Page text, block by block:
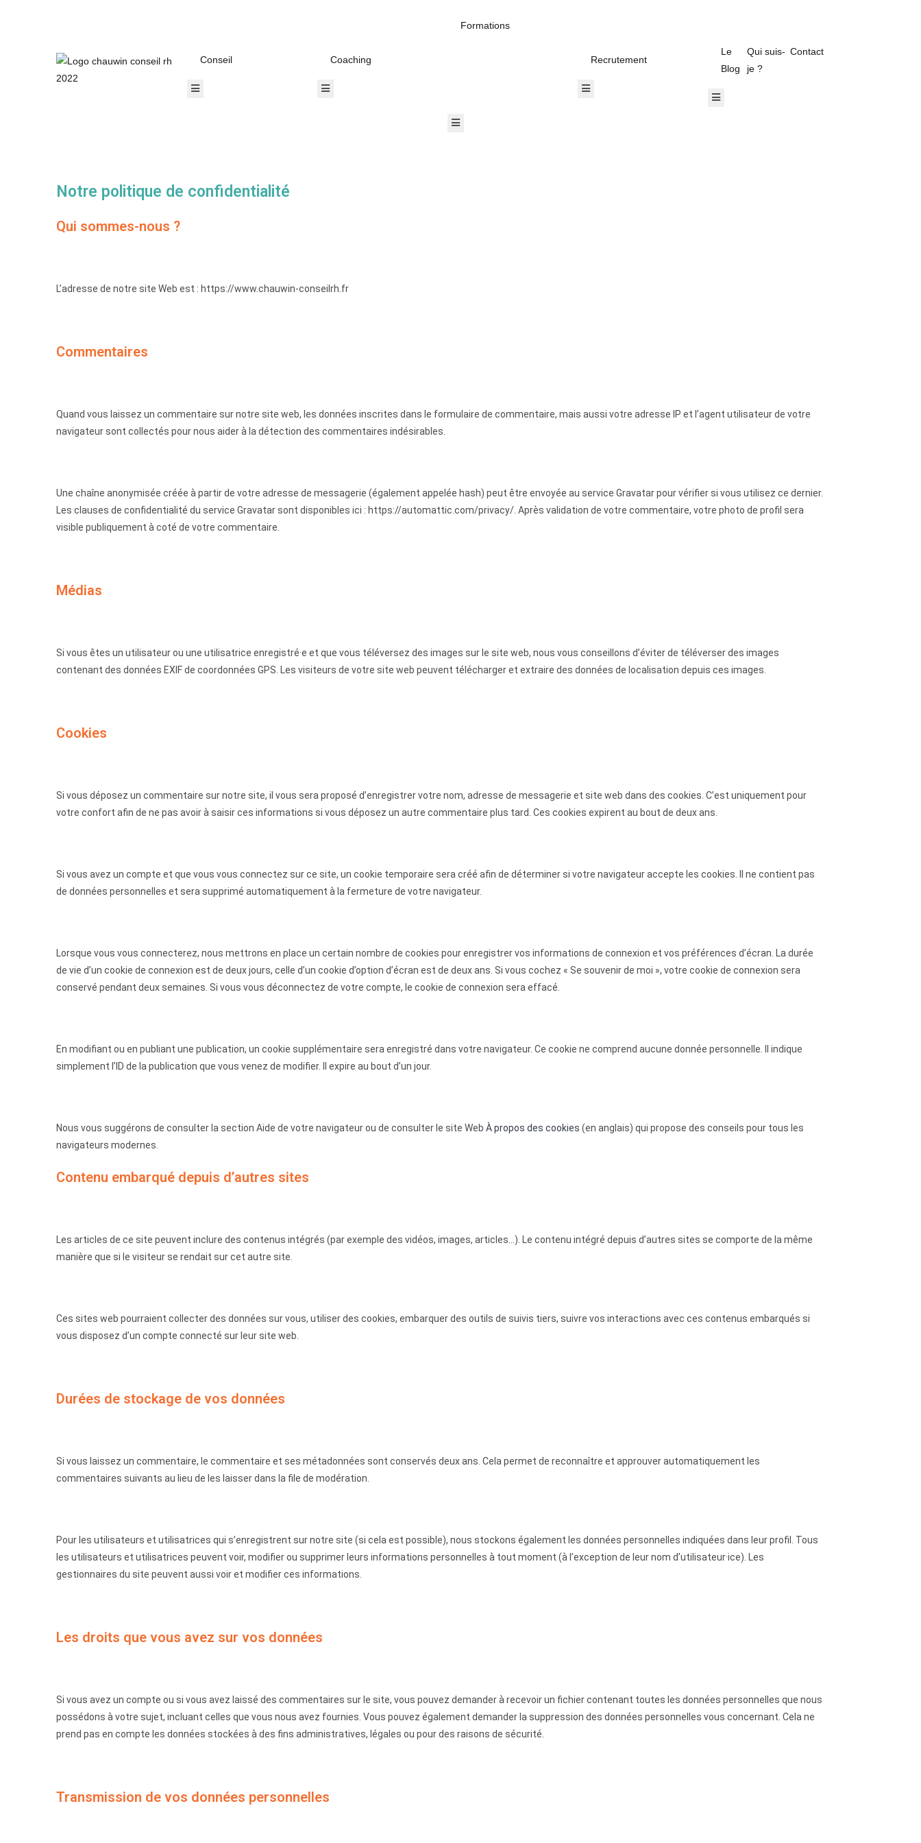
Conseil
Hamburger Toggle Menu
Coaching
Hamburger Toggle Menu
Formations
Hamburger Toggle Menu
Recrutement
Hamburger Toggle Menu
Le
Blog
Qui suis-
je ?
Contact
Hamburger Toggle Menu
Notre politique de confidentialité
Qui sommes-nous ?
L’adresse de notre site Web est : https://www.chauwin-conseilrh.fr
Commentaires
Quand vous laissez un commentaire sur notre site web, les données inscrites dans le formulaire de commentaire, mais aussi votre adresse IP et l’agent utilisateur de votre
navigateur sont collectés pour nous aider à la détection des commentaires indésirables.
Une chaîne anonymisée créée à partir de votre adresse de messagerie (également appelée hash) peut être envoyée au service Gravatar pour vérifier si vous utilisez ce dernier.
Les clauses de confidentialité du service Gravatar sont disponibles ici : https://automattic.com/privacy/. Après validation de votre commentaire, votre photo de profil sera
visible publiquement à coté de votre commentaire.
Médias
Si vous êtes un utilisateur ou une utilisatrice enregistré·e et que vous téléversez des images sur le site web, nous vous conseillons d’éviter de téléverser des images
contenant des données EXIF de coordonnées GPS. Les visiteurs de votre site web peuvent télécharger et extraire des données de localisation depuis ces images.
Cookies
Si vous déposez un commentaire sur notre site, il vous sera proposé d’enregistrer votre nom, adresse de messagerie et site web dans des cookies. C’est uniquement pour
votre confort afin de ne pas avoir à saisir ces informations si vous déposez un autre commentaire plus tard. Ces cookies expirent au bout de deux ans.
Si vous avez un compte et que vous vous connectez sur ce site, un cookie temporaire sera créé afin de déterminer si votre navigateur accepte les cookies. Il ne contient pas
de données personnelles et sera supprimé automatiquement à la fermeture de votre navigateur.
Lorsque vous vous connecterez, nous mettrons en place un certain nombre de cookies pour enregistrer vos informations de connexion et vos préférences d’écran. La durée
de vie d’un cookie de connexion est de deux jours, celle d’un cookie d’option d’écran est de deux ans. Si vous cochez « Se souvenir de moi », votre cookie de connexion sera
conservé pendant deux semaines. Si vous vous déconnectez de votre compte, le cookie de connexion sera effacé.
En modifiant ou en publiant une publication, un cookie supplémentaire sera enregistré dans votre navigateur. Ce cookie ne comprend aucune donnée personnelle. Il indique
simplement l’ID de la publication que vous venez de modifier. Il expire au bout d’un jour.
Nous vous suggérons de consulter la section Aide de votre navigateur ou de consulter le site Web À propos des cookies (en anglais) qui propose des conseils pour tous les
navigateurs modernes.
Contenu embarqué depuis d’autres sites
Les articles de ce site peuvent inclure des contenus intégrés (par exemple des vidéos, images, articles…). Le contenu intégré depuis d’autres sites se comporte de la même
manière que si le visiteur se rendait sur cet autre site.
Ces sites web pourraient collecter des données sur vous, utiliser des cookies, embarquer des outils de suivis tiers, suivre vos interactions avec ces contenus embarqués si
vous disposez d’un compte connecté sur leur site web.
Durées de stockage de vos données
Si vous laissez un commentaire, le commentaire et ses métadonnées sont conservés deux ans. Cela permet de reconnaître et approuver automatiquement les
commentaires suivants au lieu de les laisser dans la file de modération.
Pour les utilisateurs et utilisatrices qui s’enregistrent sur notre site (si cela est possible), nous stockons également les données personnelles indiquées dans leur profil. Tous
les utilisateurs et utilisatrices peuvent voir, modifier ou supprimer leurs informations personnelles à tout moment (à l’exception de leur nom d’utilisateur·ice). Les
gestionnaires du site peuvent aussi voir et modifier ces informations.
Les droits que vous avez sur vos données
Si vous avez un compte ou si vous avez laissé des commentaires sur le site, vous pouvez demander à recevoir un fichier contenant toutes les données personnelles que nous
possédons à votre sujet, incluant celles que vous nous avez fournies. Vous pouvez également demander la suppression des données personnelles vous concernant. Cela ne
prend pas en compte les données stockées à des fins administratives, légales ou pour des raisons de sécurité.
Transmission de vos données personnelles